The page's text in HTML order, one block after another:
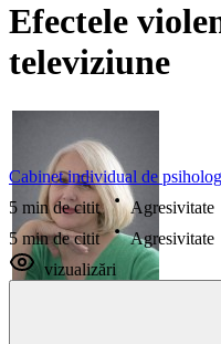
Efectele
televiziune
Cabinet individual de
5 min de citit
Agresivitate
5 min de citit
Agresivitate
vizualizări